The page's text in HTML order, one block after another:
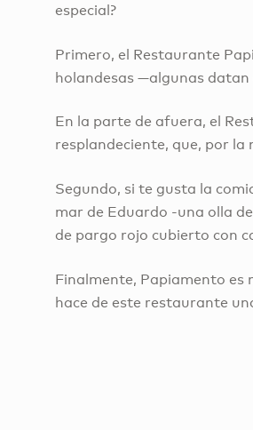
especial?
Primero, el Restaurante
holandesas —algunas datan
En la parte de afuera, el
resplandeciente, que, por
Segundo, si te gusta la
mar de Eduardo -una olla
de pargo rojo cubierto con
Finalmente, Papiamento es
hace de este restaurante